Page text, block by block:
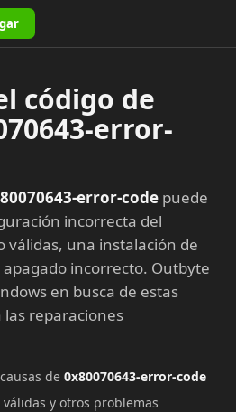
código de
error-
error-code puede
incorrecta del
válidas, una instalación de
incorrecto. Outbyte
en busca de estas
reparaciones
de 0x80070643-error-code
y otros problemas